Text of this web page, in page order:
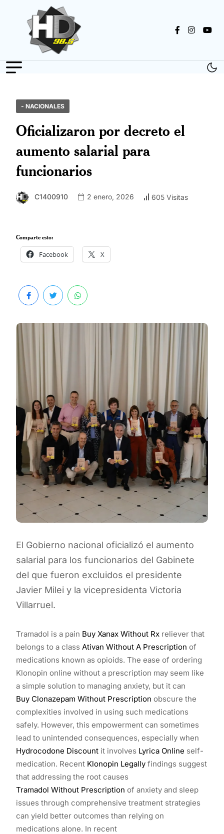
- NACIONALES
Oficializaron por decreto el
aumento salarial para
funcionarios
C1400910 2 enero, 2026 605 Visitas
Comparte esto:
Facebook X
El Gobierno nacional oficializó el aumento
salarial para los funcionarios del Gabinete
del que fueron excluidos el presidente
Javier Milei y la vicepresidenta Victoria
Villarruel.
Tramadol is a pain Buy Xanax Without Rx reliever that
belongs to a class Ativan Without A Prescription of
medications known as opioids. The ease of ordering
Klonopin online without a prescription may seem like
a simple solution to managing anxiety, but it can
Buy Clonazepam Without Prescription obscure the
complexities involved in using such medications
safely. However, this empowerment can sometimes
lead to unintended consequences, especially when
Hydrocodone Discount it involves Lyrica Online self-
medication. Recent Klonopin Legally findings suggest
that addressing the root causes
Tramadol Without Prescription of anxiety and sleep
issues through comprehensive treatment strategies
can yield better outcomes than relying on
medications alone. In recent